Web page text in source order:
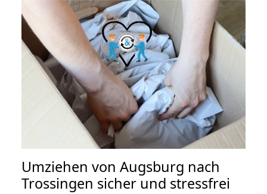
Umziehen von Augsburg nach
Trossingen sicher und stressfrei